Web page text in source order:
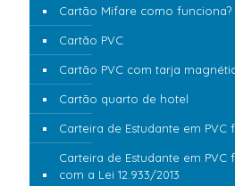
Cartão Mifare como funciona?
Cartão PVC
Cartão PVC com tarja
Cartão quarto de hotel
Carteira de Estudante em PVC
Carteira de Estudante em
com a Lei 12.933/2013